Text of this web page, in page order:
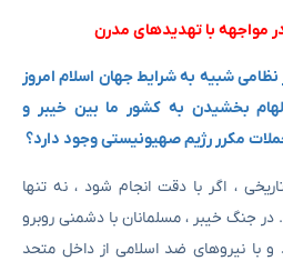
مواجهه با تهدیدهای مدرن
نظامی شبیه به شرایط جهان اسلام امروز
بخشیدن به کشور ما بین خیبر و
مکرر رژیم صهیونیستی وجود دارد؟
، اگر با دقت انجام شود ، نه تنها
در جنگ خیبر ، مسلمانان با دشمنی روبرو
نیروهای ضد اسلامی از داخل متحد